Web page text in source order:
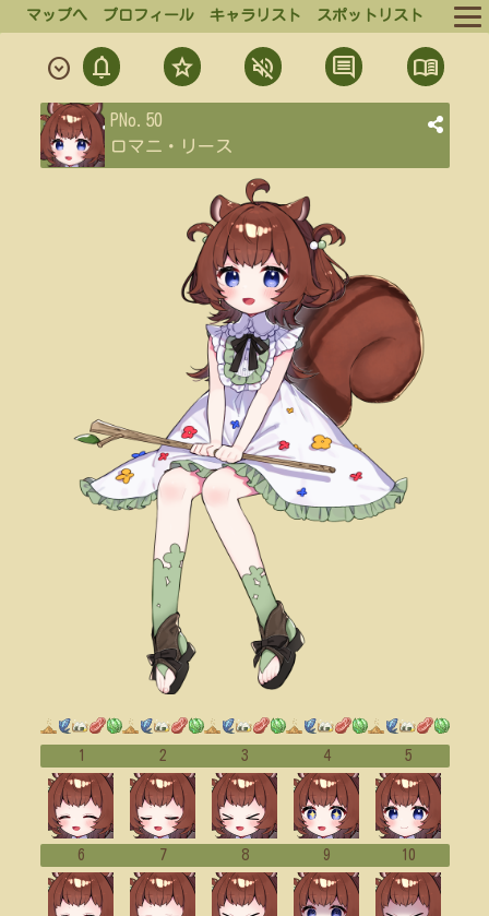
マップへ プロフィール キャラリスト スポットリスト
ルール
ログアウト
expand_circle_down notifications
通
知
star
フ
ロ
volume_off
ミ
ト
comment
発
menu_book
結
果
PNo.50
ロマニ・リース
1 2 3 4 5
6 7 8 9 10